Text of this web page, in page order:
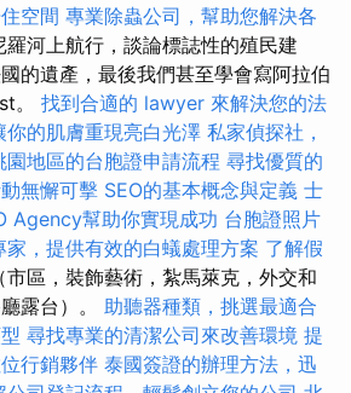
空間 專業除蟲公司，幫助您解決各
羅河上航行，談論標誌性的殖民建
的遺產，最後我們甚至學會寫阿拉伯
。 找到合適的 lawyer 來解決您的法
你的肌膚重現亮白光澤 私家偵探社，
園地區的台胞證申請流程 尋找優質的
無懈可擊 SEO的基本概念與定義 士
Agency幫助你實現成功 台胞證照片
家，提供有效的白蟻處理方案 了解假
市區，裝飾藝術，紮馬萊克，外交和
露台）。 助聽器種類，挑選最適合
尋找專業的清潔公司來改善環境 提
行銷夥伴 泰國簽證的辦理方法，迅